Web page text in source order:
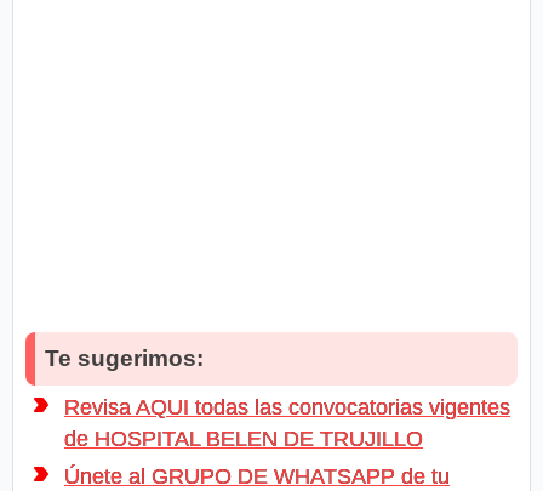
Te sugerimos:
Revisa AQUI todas las convocatorias vigentes
de HOSPITAL BELEN DE TRUJILLO
Únete al GRUPO DE WHATSAPP de tu